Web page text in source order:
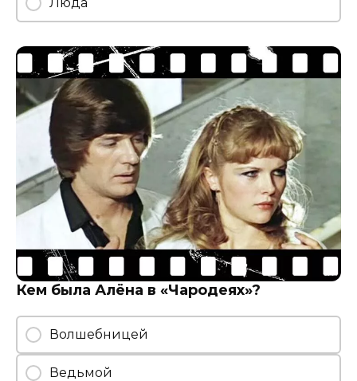
Люда
Кем была Алёна в «Чародеях»?
Волшебницей
Ведьмой